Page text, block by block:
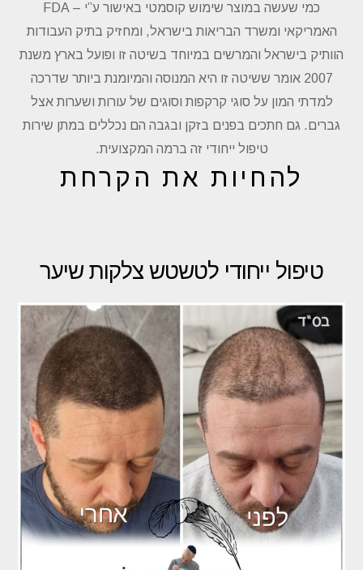
כמי שעשה במוצר שימוש קוסמטי באישור ע”י – FDA
האמריקאי ומשרד הבריאות בישראל, ומחזיק בתיק העבודות
הוותיק בישראל והמרשים במיוחד בשיטה זו ופועל בארץ משנת
2007 אומר ששיטה זו היא המנוסה והמיומנת ביותר שדרכה
למדתי המון על סוגי קרקפות וסוגים של עורות ושערות אצל
גברים. גם חתכים בפנים בזקן ובגבה הם נכללים במתן שירות
טיפול ייחודי זה ברמה המקצועית.
להחיות את הקרחת
טיפול ייחודי לטשטש צלקות שיער